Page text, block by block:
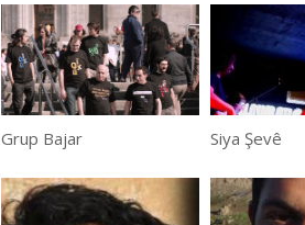
Grup Bajar Siya Şevê